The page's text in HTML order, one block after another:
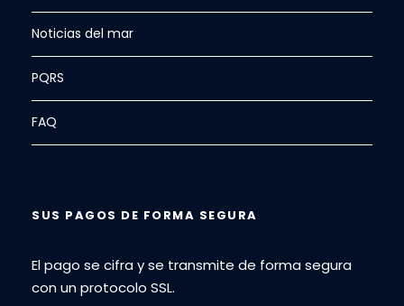
Noticias del mar
PQRS
FAQ
SUS PAGOS DE FORMA SEGURA
El pago se cifra y se transmite de forma segura
con un protocolo SSL.